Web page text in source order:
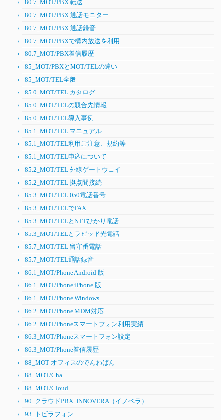
80.7_MOT/PBX 転送
80.7_MOT/PBX 通話モニター
80.7_MOT/PBX 通話録音
80.7_MOT/PBXで構内放送を利用
80.7_MOT/PBX着信履歴
85_MOT/PBXとMOT/TELの違い
85_MOT/TEL全般
85.0_MOT/TEL カタログ
85.0_MOT/TELの競合先情報
85.0_MOT/TEL導入事例
85.1_MOT/TEL マニュアル
85.1_MOT/TEL利用ご注意、規約等
85.1_MOT/TEL申込について
85.2_MOT/TEL 外線ゲートウェイ
85.2_MOT/TEL 拠点間接続
85.3_MOT/TEL 050電話番号
85.3_MOT/TELでFAX
85.3_MOT/TELとNTTひかり電話
85.3_MOT/TELとラピッド光電話
85.7_MOT/TEL 留守番電話
85.7_MOT/TEL通話録音
86.1_MOT/Phone Android 版
86.1_MOT/Phone iPhone 版
86.1_MOT/Phone Windows
86.2_MOT/Phone MDM対応
86.2_MOT/Phoneスマートフォン利用実績
86.3_MOT/Phoneスマートフォン設定
86.3_MOT/Phone着信履歴
88_MOT オフィスのでんわばん
88_MOT/Cha
88_MOT/Cloud
90_クラウドPBX_INNOVERA（イノベラ）
93_トビラフォン